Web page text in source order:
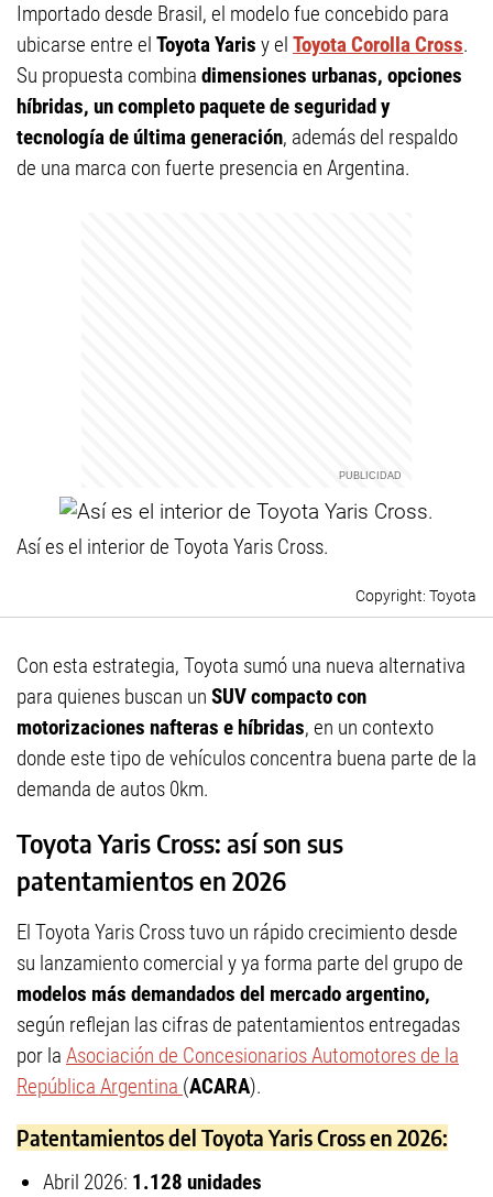
Importado desde Brasil, el modelo fue concebido para
ubicarse entre el Toyota Yaris y el Toyota Corolla Cross.
Su propuesta combina dimensiones urbanas, opciones
híbridas, un completo paquete de seguridad y
tecnología de última generación, además del respaldo
de una marca con fuerte presencia en Argentina.
Así es el interior de Toyota Yaris Cross.
Toyota
Con esta estrategia, Toyota sumó una nueva alternativa
para quienes buscan un SUV compacto con
motorizaciones nafteras e híbridas, en un contexto
donde este tipo de vehículos concentra buena parte de la
demanda de autos 0km.
Toyota Yaris Cross: así son sus
patentamientos en 2026
El Toyota Yaris Cross tuvo un rápido crecimiento desde
su lanzamiento comercial y ya forma parte del grupo de
modelos más demandados del mercado argentino,
según reflejan las cifras de patentamientos entregadas
por la Asociación de Concesionarios Automotores de la
República Argentina (ACARA).
Patentamientos del Toyota Yaris Cross en 2026:
Abril 2026: 1.128 unidades